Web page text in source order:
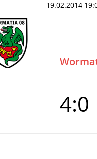
19.02.2014
4:0